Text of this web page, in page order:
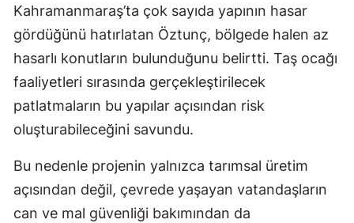
Kahramanmaraş’ta çok sayıda yapının hasar
gördüğünü hatırlatan Öztunç, bölgede halen az
hasarlı konutların bulunduğunu belirtti. Taş ocağı
faaliyetleri sırasında gerçekleştirilecek
patlatmaların bu yapılar açısından risk
oluşturabileceğini savundu.
Bu nedenle projenin yalnızca tarımsal üretim
açısından değil, çevrede yaşayan vatandaşların
can ve mal güvenliği bakımından da